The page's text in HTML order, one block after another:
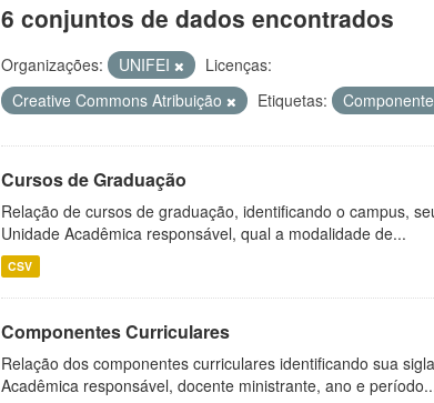
6 conjuntos de dados encontrados
Organizações: UNIFEI
Licenças:
Creative Commons Atribuição
Etiquetas:
Cursos de Graduação
Relação de cursos de graduação, identificando o campus,
Unidade Acadêmica responsável, qual a modalidade de...
CSV
Componentes Curriculares
Relação dos componentes curriculares identificando sua
Acadêmica responsável, docente ministrante, ano e